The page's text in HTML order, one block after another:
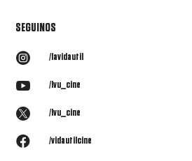
SEGUINOS
 /lavidautil
 /lvu_cine
 /lvu_cine
 /vidautilcine